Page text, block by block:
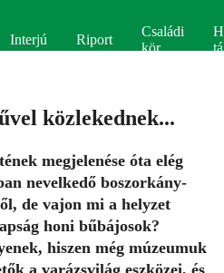
Interjú Riport
Családi
kör
közlekednek...
megjelenése óta elég
nevelkedő boszorkány­
de vajon mi a helyzet
honi bűbájosok?
hiszen még múzeumuk
a varázsvilág eszközei, és